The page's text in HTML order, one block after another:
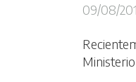
09/08/